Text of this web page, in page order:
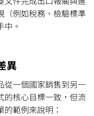
（例如稅務、檢驗標準
中。
異
從一個國家銷售到另一
的核心目標一致，但流
範例來說明：